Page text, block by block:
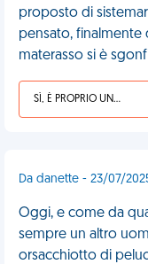
proposto di
pensato, finalmente
materasso si è
SÌ, È PROPRIO UNA VDM!
Da danette - 23/07/
Oggi, e come da
sempre un altro
orsacchiotto di